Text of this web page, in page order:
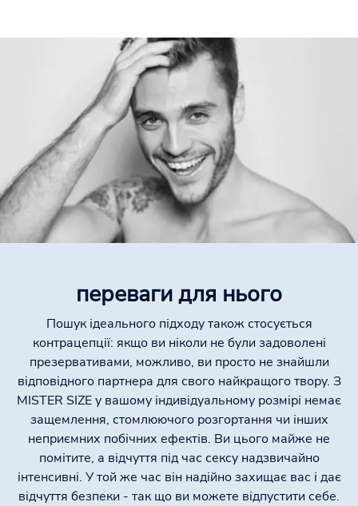
переваги для нього
Пошук ідеального підходу також стосується
контрацепції: якщо ви ніколи не були задоволені
презервативами, можливо, ви просто не знайшли
відповідного партнера для свого найкращого твору. З
MISTER SIZE у вашому індивідуальному розмірі немає
защемлення, стомлюючого розгортання чи інших
неприємних побічних ефектів. Ви цього майже не
помітите, а відчуття під час сексу надзвичайно
інтенсивні. У той же час він надійно захищає вас і дає
відчуття безпеки - так що ви можете відпустити себе.